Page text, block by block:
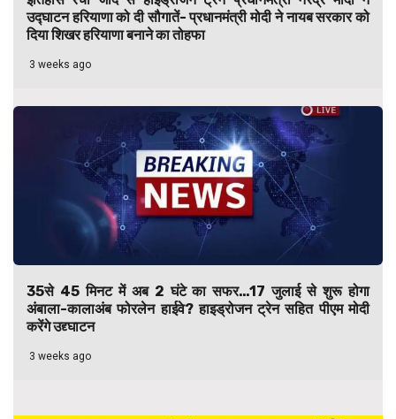
उद्घाटन हरियाणा को दी सौगातें- प्रधानमंत्री मोदी ने नायब सरकार को
दिया शिखर हरियाणा बनाने का तोहफा
3 weeks ago
35से 45 मिनट में अब 2 घंटे का सफर…17 जुलाई से शुरू होगा
अंबाला-कालाअंब फोरलेन हाईवे? हाइड्रोजन ट्रेन सहित पीएम मोदी
करेंगे उद्द्घाटन
3 weeks ago